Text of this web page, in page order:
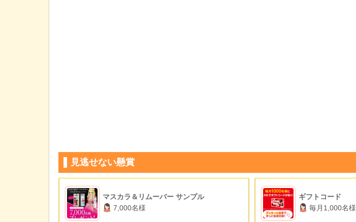
見逃せない懸賞
マスカラ＆リムーバー サンプル
7,000名様
ギフトコード
毎月1,000名様